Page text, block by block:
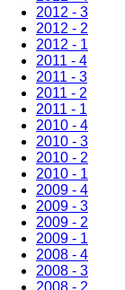
2012 - 3
2012 - 2
2012 - 1
2011 - 4
2011 - 3
2011 - 2
2011 - 1
2010 - 4
2010 - 3
2010 - 2
2010 - 1
2009 - 4
2009 - 3
2009 - 2
2009 - 1
2008 - 4
2008 - 3